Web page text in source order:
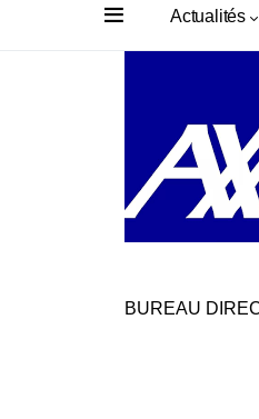
Actualités
BUREAU